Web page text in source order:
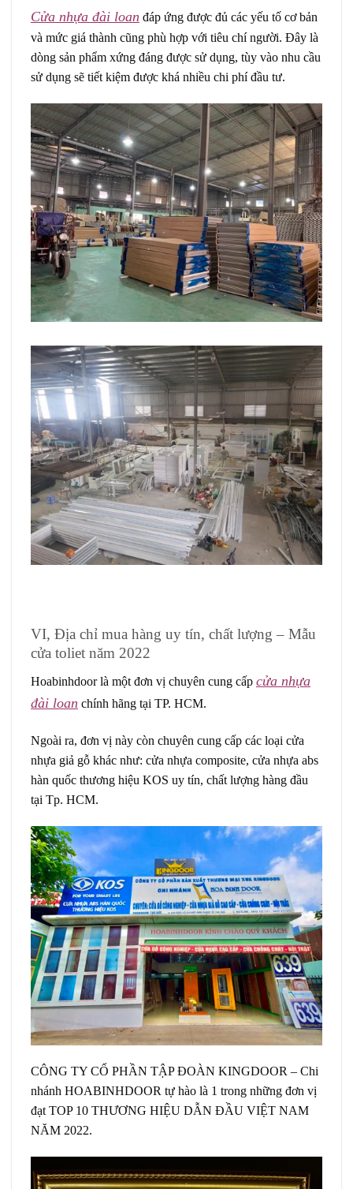
Cửa nhựa đài loan đáp ứng được đủ các yếu tố cơ bản
và mức giá thành cũng phù hợp với tiêu chí người. Đây là
dòng sản phẩm xứng đáng được sử dụng, tùy vào nhu cầu
sử dụng sẽ tiết kiệm được khá nhiều chi phí đầu tư.
VI, Địa chỉ mua hàng uy tín, chất lượng – Mẫu
cửa toliet năm 2022
Hoabinhdoor là một đơn vị chuyên cung cấp cửa nhựa
đài loan chính hãng tại TP. HCM.
Ngoài ra, đơn vị này còn chuyên cung cấp các loại cửa
nhựa giả gỗ khác như: cửa nhựa composite, cửa nhựa abs
hàn quốc thương hiệu KOS uy tín, chất lượng hàng đầu
tại Tp. HCM.
CÔNG TY CỔ PHẦN TẬP ĐOÀN KINGDOOR – Chi
nhánh HOABINHDOOR tự hào là 1 trong những đơn vị
đạt TOP 10 THƯƠNG HIỆU DẪN ĐẦU VIỆT NAM
NĂM 2022.